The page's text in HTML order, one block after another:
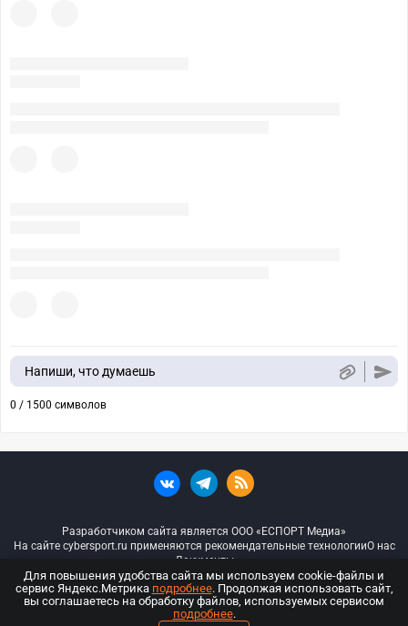
Напиши, что думаешь
0 / 1500 символов
Разработчиком сайта является ООО «ЕСПОРТ Медиа»
На сайте cybersport.ru применяются рекомендательные технологииО нас
Документы
© ООО «Киберспорт.ру» — Все права защищены
Для повышения удобства сайта мы используем cookie-файлы и
сервис Яндекс.Метрика подробнее. Продолжая использовать сайт,
вы соглашаетесь на обработку файлов, используемых сервисом
подробнее.